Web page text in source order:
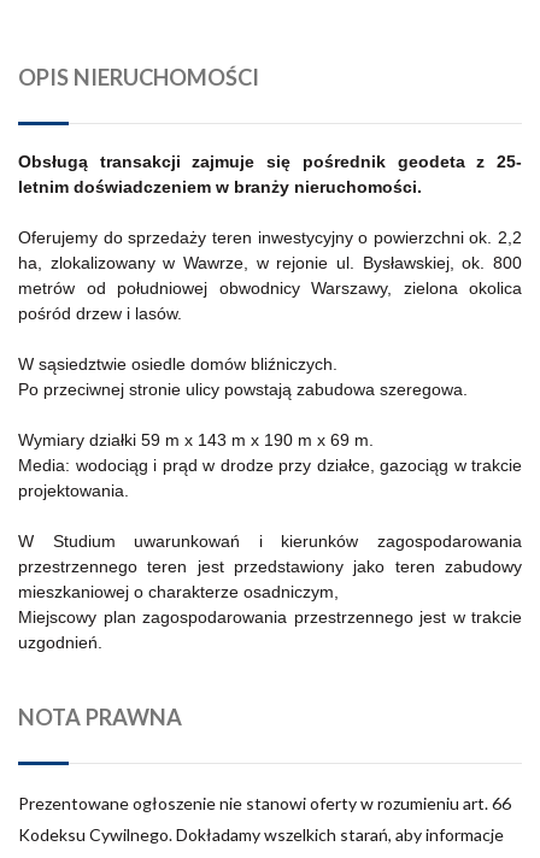
OPIS NIERUCHOMOŚCI
Obsługą transakcji zajmuje się pośrednik geodeta z 25-
letnim doświadczeniem w branży nieruchomości.
Oferujemy do sprzedaży teren inwestycyjny o powierzchni ok. 2,2
ha, zlokalizowany w Wawrze, w rejonie ul. Bysławskiej, ok. 800
metrów od południowej obwodnicy Warszawy, zielona okolica
pośród drzew i lasów.
W sąsiedztwie osiedle domów bliźniczych.
Po przeciwnej stronie ulicy powstają zabudowa szeregowa.
Wymiary działki 59 m x 143 m x 190 m x 69 m.
Media: wodociąg i prąd w drodze przy działce, gazociąg w trakcie
projektowania.
W Studium uwarunkowań i kierunków zagospodarowania
przestrzennego teren jest przedstawiony jako teren zabudowy
mieszkaniowej o charakterze osadniczym,
Miejscowy plan zagospodarowania przestrzennego jest w trakcie
uzgodnień.
NOTA PRAWNA
Prezentowane ogłoszenie nie stanowi oferty w rozumieniu art. 66
Kodeksu Cywilnego. Dokładamy wszelkich starań, aby informacje